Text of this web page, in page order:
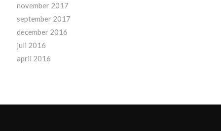
november 2017
september 2017
december 2016
juli 2016
april 2016